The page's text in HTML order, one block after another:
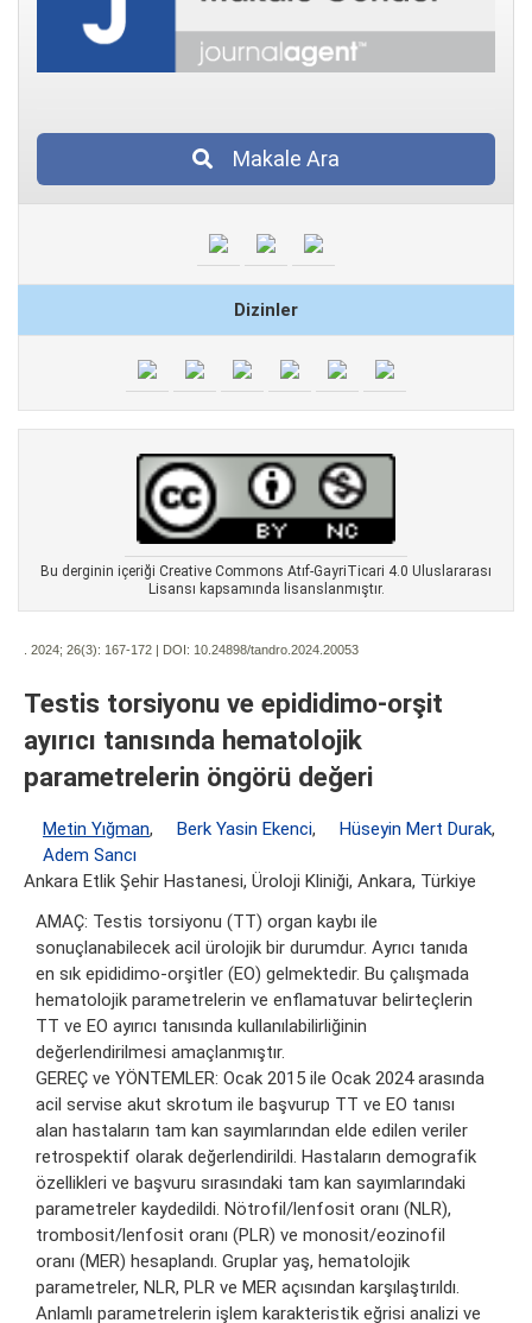
Makale Ara
Dizinler
Bu derginin içeriği Creative Commons Atıf-GayriTicari 4.0 Uluslararası
Lisansı kapsamında lisanslanmıştır.
. 2024; 26(3): 167-172 | DOI: 10.24898/tandro.2024.20053
Testis torsiyonu ve epididimo-orşit
ayırıcı tanısında hematolojik
parametrelerin öngörü değeri
Metin Yığman, Berk Yasin Ekenci, Hüseyin Mert Durak,
Adem Sancı
Ankara Etlik Şehir Hastanesi, Üroloji Kliniği, Ankara, Türkiye
AMAÇ: Testis torsiyonu (TT) organ kaybı ile
sonuçlanabilecek acil ürolojik bir durumdur. Ayrıcı tanıda
en sık epididimo-orşitler (EO) gelmektedir. Bu çalışmada
hematolojik parametrelerin ve enflamatuvar belirteçlerin
TT ve EO ayırıcı tanısında kullanılabilirliğinin
değerlendirilmesi amaçlanmıştır.
GEREÇ ve YÖNTEMLER: Ocak 2015 ile Ocak 2024 arasında
acil servise akut skrotum ile başvurup TT ve EO tanısı
alan hastaların tam kan sayımlarından elde edilen veriler
retrospektif olarak değerlendirildi. Hastaların demografik
özellikleri ve başvuru sırasındaki tam kan sayımlarındaki
parametreler kaydedildi. Nötrofil/lenfosit oranı (NLR),
trombosit/lenfosit oranı (PLR) ve monosit/eozinofil
oranı (MER) hesaplandı. Gruplar yaş, hematolojik
parametreler, NLR, PLR ve MER açısından karşılaştırıldı.
Anlamlı parametrelerin işlem karakteristik eğrisi analizi ve